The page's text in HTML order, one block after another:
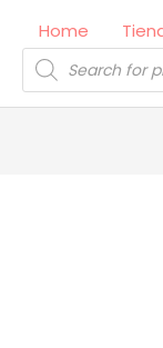
Home
Búsqueda
de
productos